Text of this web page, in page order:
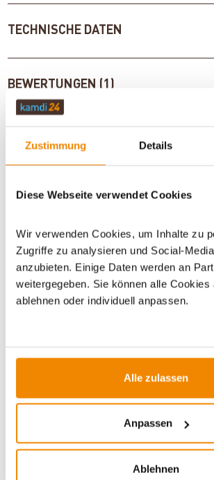
Zustimmung Details
Diese Webseite verwendet Cookies
Wir verwenden Cookies, um Inhalte zu
Zugriffe zu analysieren und Social-
anzubieten. Einige Daten werden an
weitergegeben. Sie können alle Cookies
ablehnen oder individuell anpassen.
Alle zulassen
Anpassen
Ablehnen
TECHNISCHE DATEN
BEWERTUNGEN (1)
ZUBEHÖR
WICHTIGE INFOS
Artikeldatenblatt drucken Frage
Dieses Produkt finden Sie unter:
Geschenke für einen
Einzug|Petroleumlampen